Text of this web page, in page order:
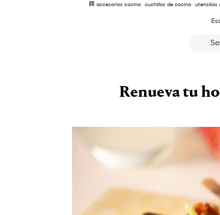
accesorios cocina · cuchillos de cocina · utensilios
Renueva tu